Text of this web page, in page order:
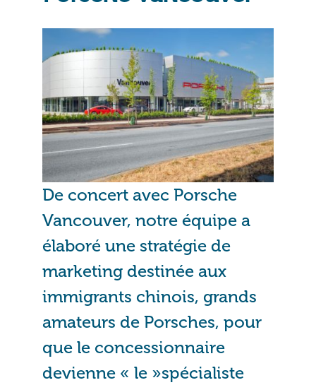
De concert avec Porsche
Vancouver, notre équipe a
élaboré une stratégie de
marketing destinée aux
immigrants chinois, grands
amateurs de Porsches, pour
que le concessionnaire
devienne « le »spécialiste